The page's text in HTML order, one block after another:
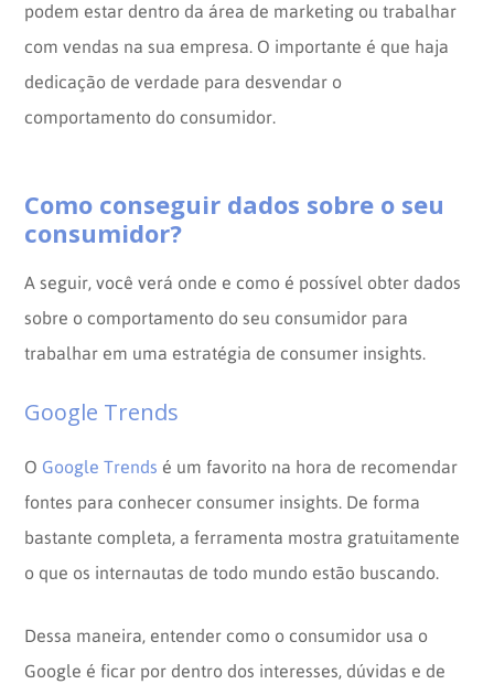
podem estar dentro da área de marketing ou trabalhar
com vendas na sua empresa. O importante é que haja
dedicação de verdade para desvendar o
comportamento do consumidor.
Como conseguir dados sobre o seu
consumidor?
A seguir, você verá onde e como é possível obter dados
sobre o comportamento do seu consumidor para
trabalhar em uma estratégia de consumer insights.
Google Trends
O Google Trends é um favorito na hora de recomendar
fontes para conhecer consumer insights. De forma
bastante completa, a ferramenta mostra gratuitamente
o que os internautas de todo mundo estão buscando.
Dessa maneira, entender como o consumidor usa o
Google é ficar por dentro dos interesses, dúvidas e de